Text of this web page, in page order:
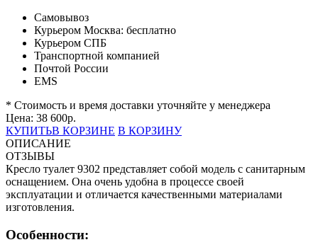
Самовывоз
Курьером Москва: бесплатно
Курьером СПБ
Транспортной компанией
Почтой России
EMS
* Стоимость и время доставки уточняйте у менеджера
Цена: 38 600р.
КУПИТЬВ КОРЗИНЕ В КОРЗИНУ
ОПИСАНИЕ
ОТЗЫВЫ
Кресло туалет 9302 представляет собой модель с санитарным
оснащением. Она очень удобна в процессе своей
эксплуатации и отличается качественными материалами
изготовления.
Особенности: